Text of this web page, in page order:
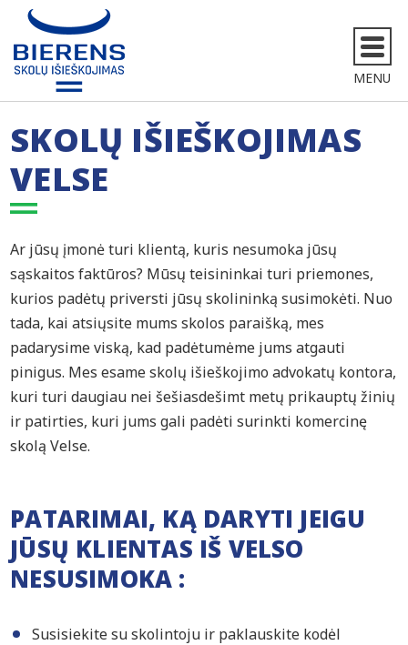
MENU
SKOLŲ IŠIEŠKOJIMAS
VELSE
Ar jūsų įmonė turi klientą, kuris nesumoka jūsų
sąskaitos faktūros? Mūsų teisininkai turi priemones,
kurios padėtų priversti jūsų skolininką susimokėti. Nuo
tada, kai atsiųsite mums skolos paraišką, mes
padarysime viską, kad padėtumėme jums atgauti
pinigus. Mes esame skolų išieškojimo advokatų kontora,
kuri turi daugiau nei šešiasdešimt metų prikauptų žinių
ir patirties, kuri jums gali padėti surinkti komercinę
skolą Velse.
PATARIMAI, KĄ DARYTI JEIGU
JŪSŲ KLIENTAS IŠ VELSO
NESUSIMOKA :
Susisiekite su skolintoju ir paklauskite kodėl